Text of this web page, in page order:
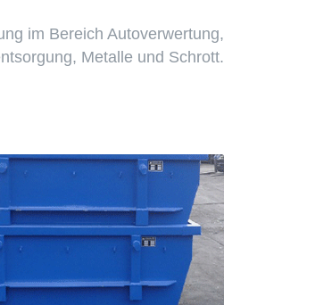
im Bereich Autoverwertung,
Metalle und Schrott.